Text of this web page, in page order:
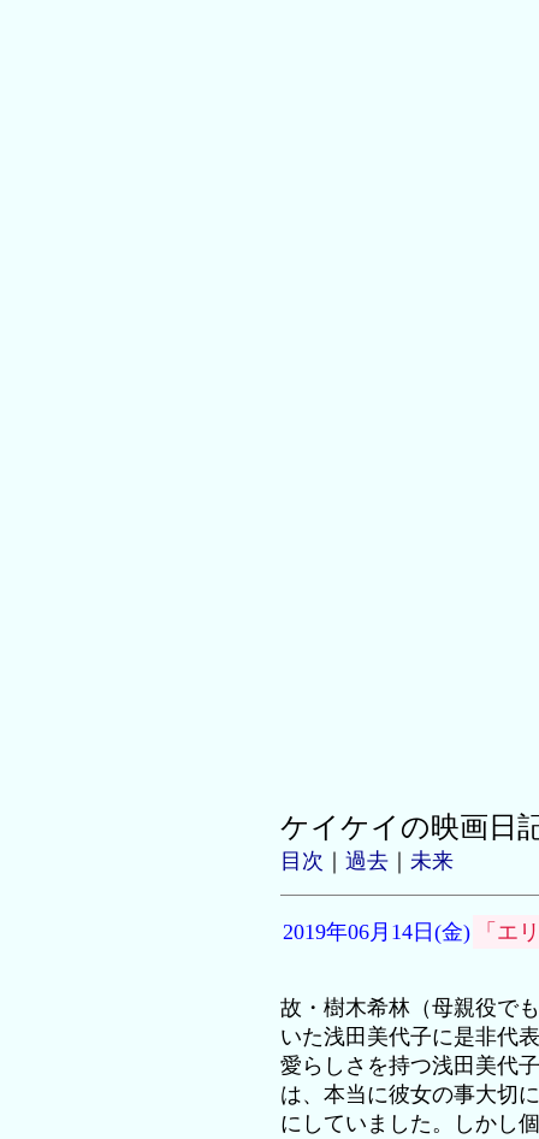
ケイケイの映画日
目次 過去 未来
2019年06月14日(金) 「エ
故・樹木希林（母親役で
いた浅田美代子に是非代
愛らしさを持つ浅田美代
は、本当に彼女の事大切
にしていました。しかし